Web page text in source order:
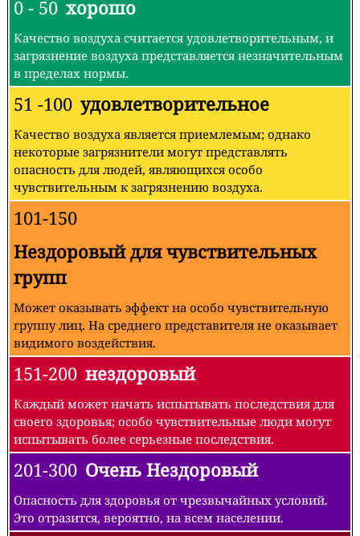
0 - 50 хорошо
Качество воздуха считается удовлетворительным, и
загрязнение воздуха представляется незначительным
в пределах нормы.
51 -100 удовлетворительное
Качество воздуха является приемлемым; однако
некоторые загрязнители могут представлять
опасность для людей, являющихся особо
чувствительным к загрязнению воздуха.
101-150
Нездоровый для чувствительных
групп
Может оказывать эффект на особо чувствительную
группу лиц. На среднего представителя не оказывает
видимого воздействия.
151-200 нездоровый
Каждый может начать испытывать последствия для
своего здоровья; особо чувствительные люди могут
испытывать более серьезные последствия.
201-300 Очень Нездоровый
Опасность для здоровья от чрезвычайных условий.
Это отразится, вероятно, на всем населении.